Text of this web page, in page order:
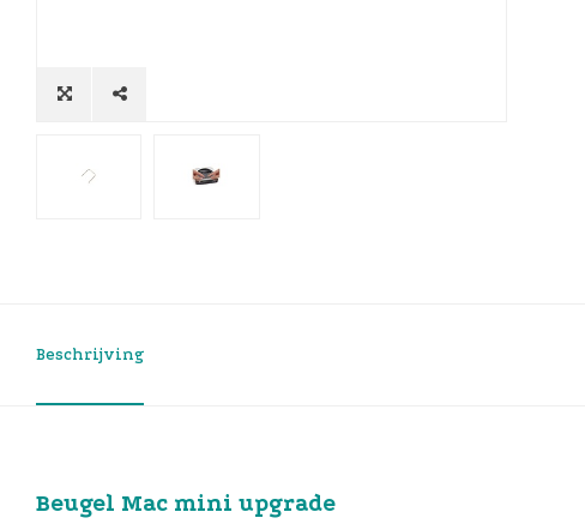
Beschrijving
Beugel Mac mini upgrade